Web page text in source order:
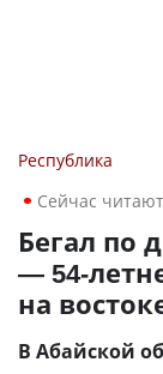
Республика
Сейчас
Бегал по
— 54-
на
В Абайской